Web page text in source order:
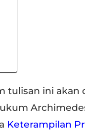
tulisan ini akan
Keterampilan